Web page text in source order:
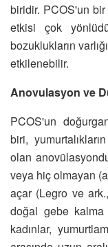
biridir. PCOS'un bir
etkisi çok
bozuklukların
etkilenebilir.
Anovulasyon ve
PCOS'un
biri,
olan
veya hiç olmayan
açar (Legro ve
doğal gebe kalma
kadınlar,